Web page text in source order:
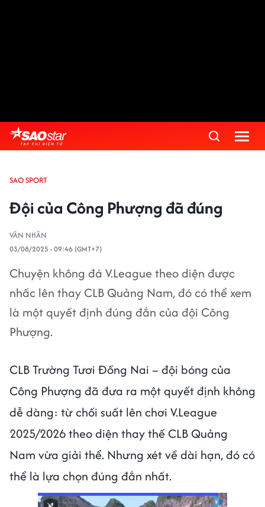
SAO SPORT
Đội của Công Phượng đã đúng
VĂN NHÂN
03/08/2025 - 09:46 (GMT+7)
Chuyện không đá V.League theo diện được
nhấc lên thay CLB Quảng Nam, đó có thể xem
là một quyết định đúng đắn của đội Công
Phượng.
CLB Trường Tươi Đồng Nai – đội bóng của
Công Phượng đã đưa ra một quyết định không
dễ dàng: từ chối suất lên chơi V.League
2025/2026 theo diện thay thế CLB Quảng
Nam vừa giải thể. Nhưng xét về dài hạn, đó có
thể là lựa chọn đúng đắn nhất.